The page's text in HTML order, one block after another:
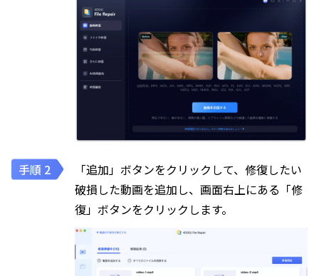
「追加」ボタンをクリックして、修復したい
破損した動画を追加し、画面右上にある「修
復」ボタンをクリックします。